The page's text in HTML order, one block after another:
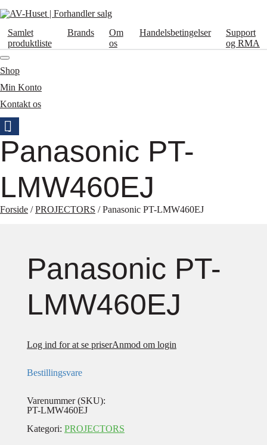
Samlet
produktliste
Brands
Om
os
Handelsbetingelser
Support
og RMA
Shop
Min Konto
Kontakt os
Panasonic PT-
LMW460EJ
Forside /PROJECTORS / Panasonic PT-LMW460EJ
Panasonic PT-
LMW460EJ
Log ind for at se priserAnmod om login
Bestillingsvare
Varenummer (SKU):
PT-LMW460EJ
Kategori: PROJECTORS